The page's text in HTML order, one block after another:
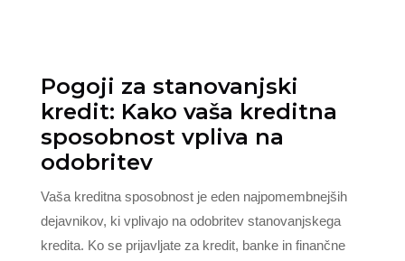
Pogoji za stanovanjski
kredit: Kako vaša kreditna
sposobnost vpliva na
odobritev
Vaša kreditna sposobnost je eden najpomembnejših
dejavnikov, ki vplivajo na odobritev stanovanjskega
kredita. Ko se prijavljate za kredit, banke in finančne